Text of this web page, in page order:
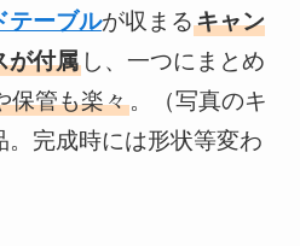
テーブルが収まるキャン
が付属し、一つにまとめ
保管も楽々。（写真のキ
。完成時には形状等変わ